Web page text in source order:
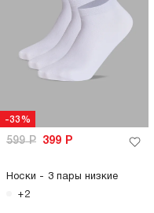
-33%
599Р 399 Р
Носки - 3 пары низкие
+2